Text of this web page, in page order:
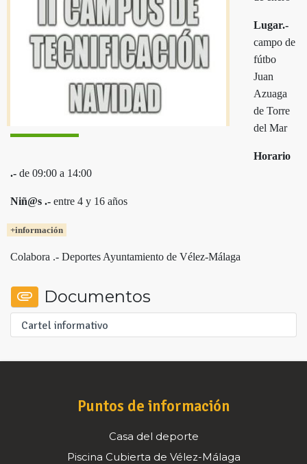
Lugar.-
campo de
fútbo
Juan
Azuaga
de Torre
del Mar
Horario
.- de 09:00 a 14:00
Niñ@s .- entre 4 y 16 años
+información
Colabora .- Deportes Ayuntamiento de Vélez-Málaga
Documentos
Cartel informativo
Puntos de información
Casa del deporte
Piscina Cubierta de Vélez-Málaga